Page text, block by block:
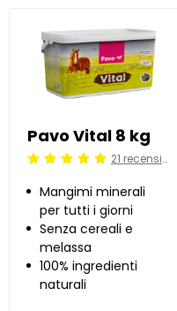
Pavo Vital 8 kg
Beoordeling: 5/5 21 recensioni
Mangimi minerali
per tutti i giorni
Senza cereali e
melassa
100% ingredienti
naturali